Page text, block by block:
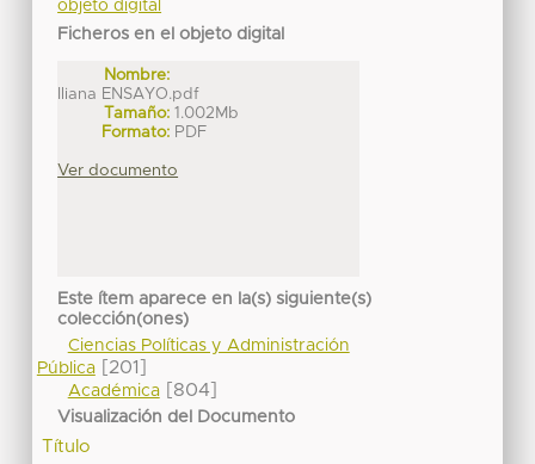
objeto digital
Ficheros en el objeto digital
Nombre:
Iliana ENSAYO.pdf
Tamaño: 1.002Mb
Formato: PDF
Ver documento
Este ítem aparece en la(s) siguiente(s)
colección(ones)
Ciencias Políticas y Administración
Pública[201]
Académica[804]
Visualización del Documento
Título